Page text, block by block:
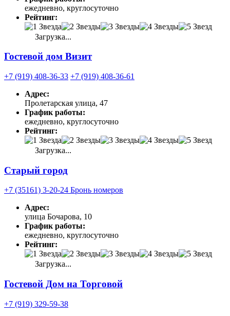
ежедневно, круглосуточно
Рейтинг:
Загрузка...
Гостевой дом Визит
+7 (919) 408-36-33 +7 (919) 408-36-61
Адрес:
Пролетарская улица, 47
График работы:
ежедневно, круглосуточно
Рейтинг:
Загрузка...
Старый город
+7 (35161) 3-20-24 Бронь номеров
Адрес:
улица Бочарова, 10
График работы:
ежедневно, круглосуточно
Рейтинг:
Загрузка...
Гостевой Дом на Торговой
+7 (919) 329-59-38